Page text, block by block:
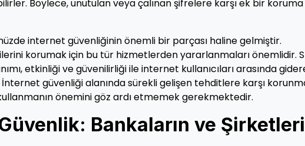
Böylece, unutulan veya çalınan şifrelere karşı ek bir koruma
internet güvenliğinin önemli bir parçası haline gelmiştir.
korumak için bu tür hizmetlerden yararlanmaları önemlidir.
etkinliği ve güvenilirliği ile internet kullanıcıları arasında
güvenliği alanında sürekli gelişen tehditlere karşı
önemini göz ardı etmemek gerekmektedir.
Bankaların ve